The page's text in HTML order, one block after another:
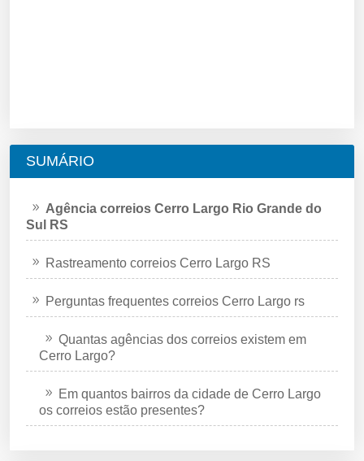
SUMÁRIO
Agência correios Cerro Largo Rio Grande do
Sul RS
Rastreamento correios Cerro Largo RS
Perguntas frequentes correios Cerro Largo rs
Quantas agências dos correios existem em
Cerro Largo?
Em quantos bairros da cidade de Cerro Largo
os correios estão presentes?